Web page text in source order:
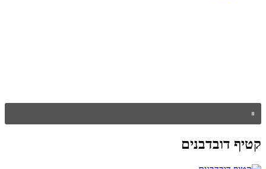
קטיף דובדבנים